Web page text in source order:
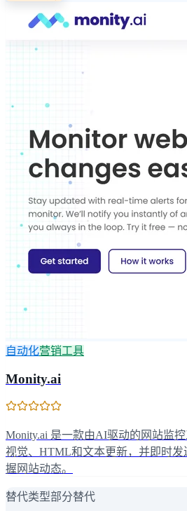
自动化营销工具
Monity.ai
Monity.ai 是一款由AI驱动的网站监
视觉、HTML和文本更新，并即时
握网站动态。
替代类型部分替代